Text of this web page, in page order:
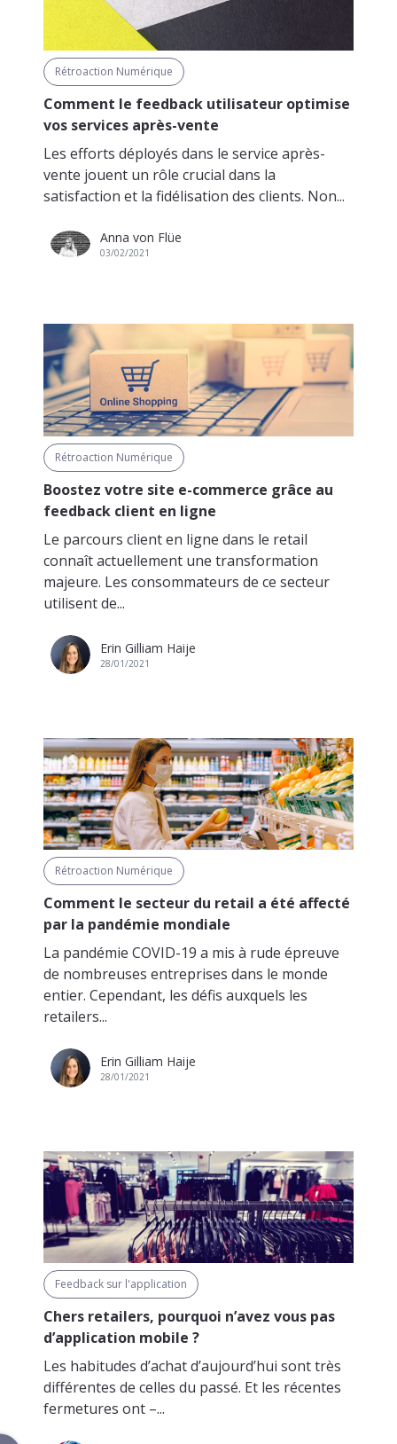
Rétroaction Numérique
Comment le feedback utilisateur optimise
vos services après-vente
Les efforts déployés dans le service après-
vente jouent un rôle crucial dans la
satisfaction et la fidélisation des clients. Non...
Anna von Flüe
03/02/2021
Rétroaction Numérique
Boostez votre site e-commerce grâce au
feedback client en ligne
Le parcours client en ligne dans le retail
connaît actuellement une transformation
majeure. Les consommateurs de ce secteur
utilisent de...
Erin Gilliam Haije
28/01/2021
Rétroaction Numérique
Comment le secteur du retail a été affecté
par la pandémie mondiale
La pandémie COVID-19 a mis à rude épreuve
de nombreuses entreprises dans le monde
entier. Cependant, les défis auxquels les
retailers...
Erin Gilliam Haije
28/01/2021
Feedback sur l'application
Chers retailers, pourquoi n’avez vous pas
d’application mobile ?
Les habitudes d’achat d’aujourd’hui sont très
différentes de celles du passé. Et les récentes
fermetures ont –...